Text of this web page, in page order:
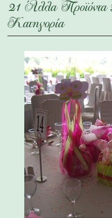
21 Άλλα Προϊόντα
Κατηγορία